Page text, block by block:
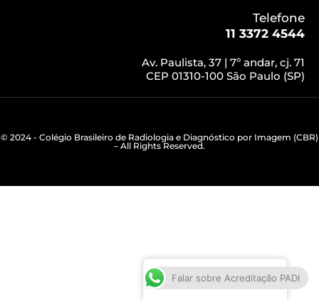
Telefone
11 3372 4544
Av. Paulista, 37 | 7º andar, cj. 71
CEP 01310-100 São Paulo (SP)
© 2024 - Colégio Brasileiro de Radiologia e Diagnóstico por Imagem (CBR)
– All Rights Reserved.
Português do Brasil
Falar sobre Acreditação PADI